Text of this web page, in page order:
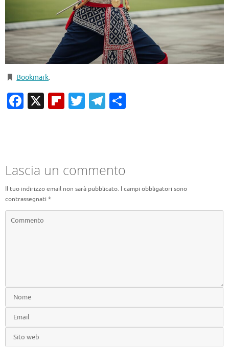
Bookmark.
Facebook
X Flipboard
TwitterTelegram
Lascia un commento
Il tuo indirizzo email non sarà pubblicato. I campi obbligatori sono
contrassegnati *